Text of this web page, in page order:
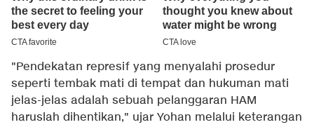
"Pendekatan represif yang menyalahi prosedur
seperti tembak mati di tempat dan hukuman mati
jelas-jelas adalah sebuah pelanggaran HAM
haruslah dihentikan," ujar Yohan melalui keterangan